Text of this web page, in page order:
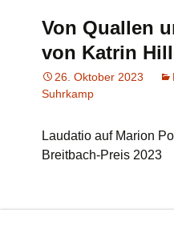
Von Quallen
von Katrin
26. Oktober 2023
Suhrkamp
Laudatio auf Marion
Breitbach-Preis 2023